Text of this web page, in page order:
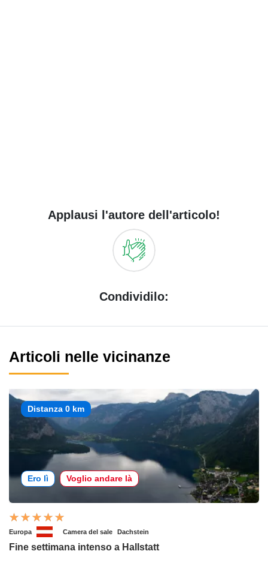
Applausi l'autore dell'articolo!
Condividilo:
Articoli nelle vicinanze
Distanza 0 km
Ero lì Voglio andare là
Europa Camera del sale Dachstein
Fine settimana intenso a Hallstatt